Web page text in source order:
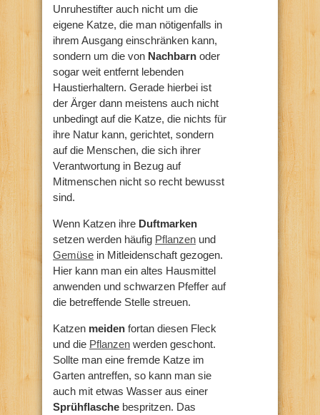
Unruhestifter auch nicht um die
eigene Katze, die man nötigenfalls in
ihrem Ausgang einschränken kann,
sondern um die von Nachbarn oder
sogar weit entfernt lebenden
Haustierhaltern. Gerade hierbei ist
der Ärger dann meistens auch nicht
unbedingt auf die Katze, die nichts für
ihre Natur kann, gerichtet, sondern
auf die Menschen, die sich ihrer
Verantwortung in Bezug auf
Mitmenschen nicht so recht bewusst
sind.
Wenn Katzen ihre Duftmarken
setzen werden häufig Pflanzen und
Gemüse in Mitleidenschaft gezogen.
Hier kann man ein altes Hausmittel
anwenden und schwarzen Pfeffer auf
die betreffende Stelle streuen.
Katzen meiden fortan diesen Fleck
und die Pflanzen werden geschont.
Sollte man eine fremde Katze im
Garten antreffen, so kann man sie
auch mit etwas Wasser aus einer
Sprühflasche bespritzen. Das